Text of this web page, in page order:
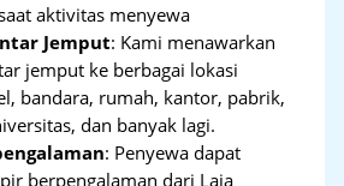
aktivitas menyewa
Jemput: Kami menawarkan
jemput ke berbagai lokasi
bandara, rumah, kantor, pabrik,
dan banyak lagi.
: Penyewa dapat
berpengalaman dari Laja